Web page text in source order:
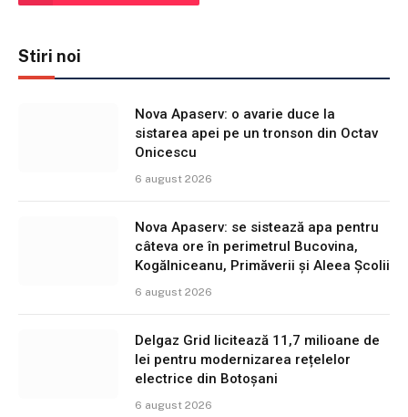
Stiri noi
Nova Apaserv: o avarie duce la
sistarea apei pe un tronson din Octav
Onicescu
6 august 2026
Nova Apaserv: se sistează apa pentru
câteva ore în perimetrul Bucovina,
Kogălniceanu, Primăverii și Aleea Școlii
6 august 2026
Delgaz Grid licitează 11,7 milioane de
lei pentru modernizarea rețelelor
electrice din Botoșani
6 august 2026